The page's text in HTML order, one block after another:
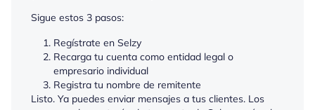
Sigue estos 3 pasos:
Regístrate en Selzy
Recarga tu cuenta como entidad legal o
empresario individual
Registra tu nombre de remitente
Listo. Ya puedes enviar mensajes a tus clientes. Los